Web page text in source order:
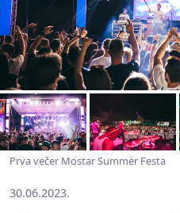
Prva večer Mostar Summer Festa
30.06.2023.